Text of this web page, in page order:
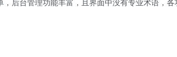
后台管理功能丰富，且界面中没有专业术语，